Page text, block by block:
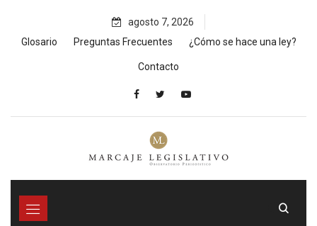
content
agosto 7, 2026
Glosario
Preguntas Frecuentes ¿Cómo se hace una ley?
Contacto